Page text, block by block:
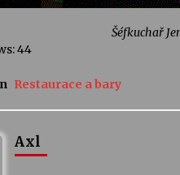
Šéfkuchař
44
Restaurace a bary
Axl